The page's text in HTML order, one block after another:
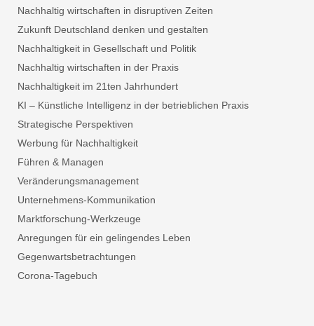
Nachhaltig wirtschaften in disruptiven Zeiten
Zukunft Deutschland denken und gestalten
Nachhaltigkeit in Gesellschaft und Politik
Nachhaltig wirtschaften in der Praxis
Nachhaltigkeit im 21ten Jahrhundert
KI – Künstliche Intelligenz in der betrieblichen Praxis
Strategische Perspektiven
Werbung für Nachhaltigkeit
Führen & Managen
Veränderungsmanagement
Unternehmens-Kommunikation
Marktforschung-Werkzeuge
Anregungen für ein gelingendes Leben
Gegenwartsbetrachtungen
Corona-Tagebuch